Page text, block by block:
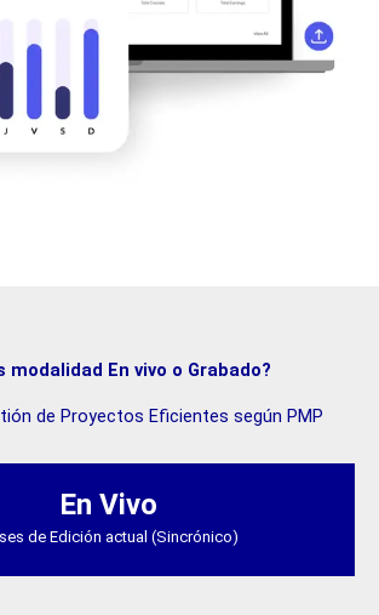
modalidad En vivo o Grabado?
de Proyectos Eficientes según PMP
En Vivo
de Edición actual (Sincrónico)
El
precio
original
El